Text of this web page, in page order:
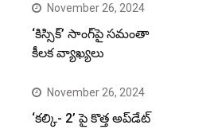
November 26, 2024
‘కిస్సిక్’ సాంగ్‌పై సమంతా
కీలక వ్యాఖ్యలు
November 26, 2024
‘కల్కి- 2’ పై కొత్త అప్‌డేట్